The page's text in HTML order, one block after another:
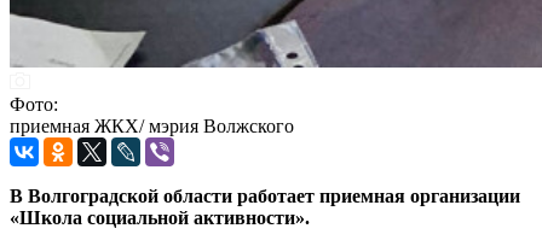
Фото:
приемная ЖКХ/ мэрия Волжского
В Волгоградской области работает приемная организации
«Школа социальной активности».